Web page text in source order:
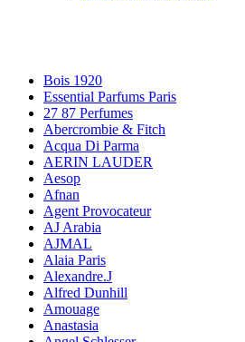
Bois 1920
Essential Parfums Paris
27 87 Perfumes
Abercrombie & Fitch
Acqua Di Parma
AERIN LAUDER
Aesop
Afnan
Agent Provocateur
AJ Arabia
AJMAL
Alaia Paris
Alexandre.J
Alfred Dunhill
Amouage
Anastasia